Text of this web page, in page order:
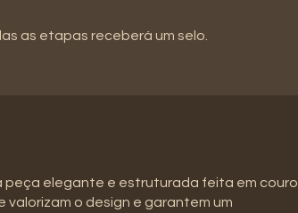
as etapas receberá um selo.
peça elegante e estruturada feita em couro
o design e garantem um